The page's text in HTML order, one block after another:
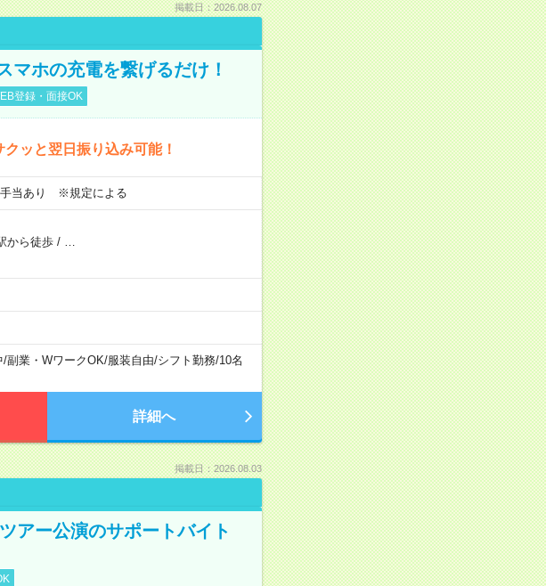
掲載日：2026.08.07
マホの充電を繋げるだけ！
登録・面接OK
ッと翌日振り込み可能！
当あり ※規定による
から徒歩/
/副業・WワークOK/服装自由/シフト勤務/10名
詳細へ
掲載日：2026.08.03
アー公演のサポートバイト